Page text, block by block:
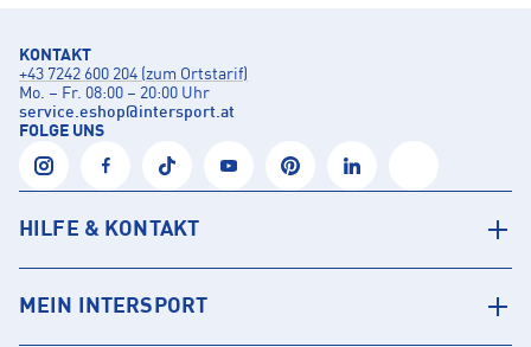
KONTAKT
+43 7242 600 204 (zum Ortstarif)
Mo. – Fr. 08:00 – 20:00 Uhr
service.eshop@intersport.at
FOLGE UNS
HILFE & KONTAKT
MEIN INTERSPORT